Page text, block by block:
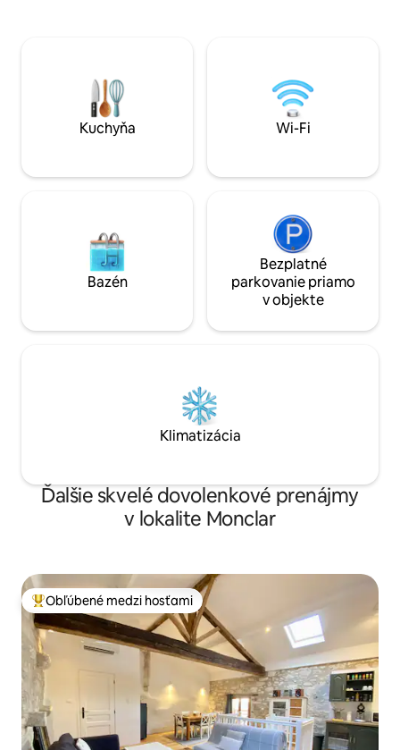
miesto na oddych pre chvíle zdieľania
pre rodiny alebo skupiny priateľov.
Kuchyňa Wi-Fi
Bazén
Bezplatné
parkovanie priamo
v objekte
Klimatizácia
Ďalšie skvelé dovolenkové prenájmy
v lokalite Monclar
Najobľúbenejšie medzi hosťami
Obľúbené medzi hosťami